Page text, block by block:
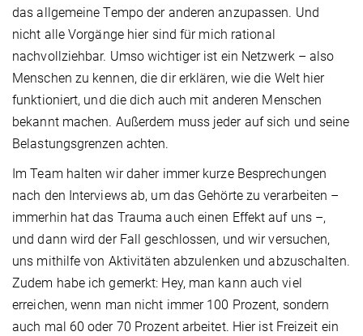
das allgemeine Tempo der anderen anzupassen. Und
nicht alle Vorgänge hier sind für mich rational
nachvollziehbar. Umso wichtiger ist ein Netzwerk – also
Menschen zu kennen, die dir erklären, wie die Welt hier
funktioniert, und die dich auch mit anderen Menschen
bekannt machen. Außerdem muss jeder auf sich und seine
Belastungsgrenzen achten.
Im Team halten wir daher immer kurze Besprechungen
nach den Interviews ab, um das Gehörte zu verarbeiten –
immerhin hat das Trauma auch einen Effekt auf uns –,
und dann wird der Fall geschlossen, und wir versuchen,
uns mithilfe von Aktivitäten abzulenken und abzuschalten.
Zudem habe ich gemerkt: Hey, man kann auch viel
erreichen, wenn man nicht immer 100 Prozent, sondern
auch mal 60 oder 70 Prozent arbeitet. Hier ist Freizeit ein